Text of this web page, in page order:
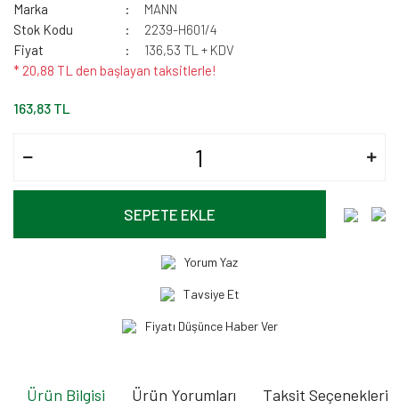
Marka
MANN
Stok Kodu
2239-H601/4
Fiyat
136,53 TL + KDV
* 20,88 TL den başlayan taksitlerle!
163,83 TL
SEPETE EKLE
Yorum Yaz
Tavsiye Et
Fiyatı Düşünce Haber Ver
Ürün Bilgisi Ürün Yorumları Taksit Seçenekleri